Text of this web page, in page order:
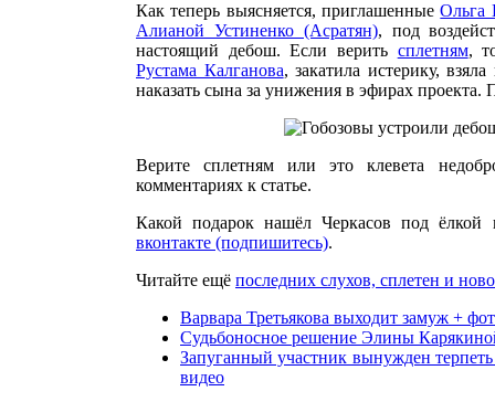
Как теперь выясняется, приглашенныеОльга
Алианой Устиненко (Асратян), под
настоящий дебош. Если верить сплетням,
Рустама Калганова, закатила истерику,
наказать сына за унижения в эфирах
Верите сплетням или это клевета
комментариях к статье.
Какой подарок нашёл Черкасов под ёлкой
вконтакте (подпишитесь).
Читайте ещё последних слухов, сплетен и
Варвара Третьякова выходит замуж +
Судьбоносное решение Элины
Запуганный участник вынужден
видео